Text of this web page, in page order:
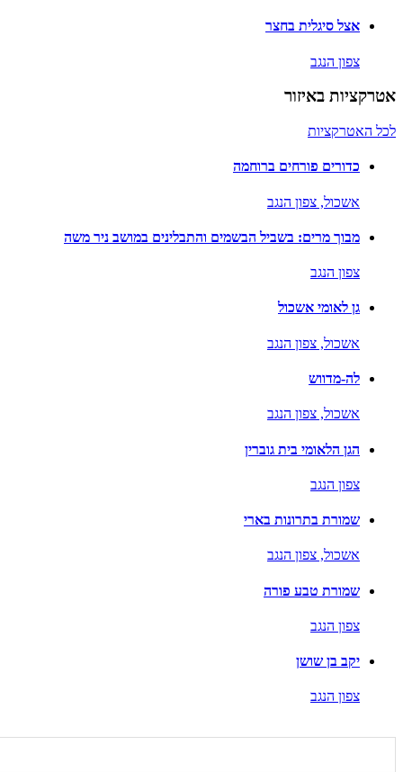
אצל סיגלית בחצר
צפון הנגב
אטרקציות באיזור
לכל האטרקציות
כדורים פורחים ברוחמה
אשכול, צפון הנגב
מבוך מרים: בשביל הבשמים והתבלינים במושב ניר משה
צפון הנגב
גן לאומי אשכול
אשכול, צפון הנגב
לה-מדווש
אשכול, צפון הנגב
הגן הלאומי בית גוברין
צפון הנגב
שמורת בתרונות בארי
אשכול, צפון הנגב
שמורת טבע פורה
צפון הנגב
יקב בן שושן
צפון הנגב